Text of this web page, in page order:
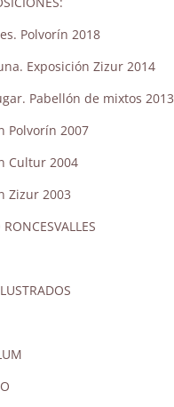
Polvorín 2018
Exposición Zizur 2014
Pabellón de mixtos 2013
Polvorín 2007
Cultur 2004
Zizur 2003